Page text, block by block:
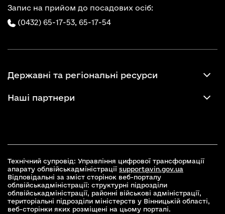
Запис на прийом до посадових осіб:
(0432) 65-17-53, 65-17-54
Державні та регіональні ресурси
Наші партнери
Технічний супровід: Управління цифрової трансформації
апарату облвійськадміністрації support@vin.gov.ua
Відповідальні за зміст сторінок веб-порталу
облвійськадміністрації: структурні підрозділи
облвійськадміністрації, районні військові адміністрації,
територіальні підрозділи міністерств у Вінницькій області,
веб-сторінки яких розміщені на цьому порталі.